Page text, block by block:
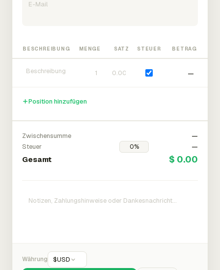
BESCHREIBUNG MENGE SATZ STEUER BETRAG
—
Position hinzufügen
Zwischensumme
—
Steuer
—
Gesamt $ 0.00
Währung $USD